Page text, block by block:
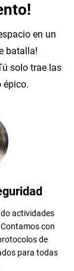
en un
batalla!
solo trae las
épico.
actividades
con
de
para todas